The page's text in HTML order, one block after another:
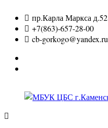
содержимому
пр.Карла Маркса д.52
+7(863)-657-28-00
cb-gorkogo@yandex.ru